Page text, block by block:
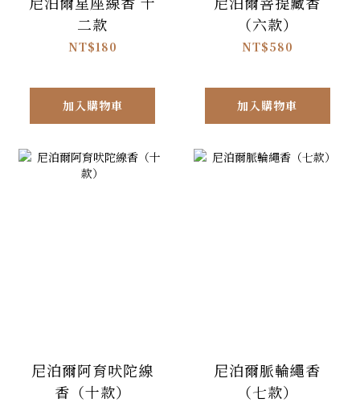
二款
NT$180
加入購物車
（六款）
NT$580
加入購物車
尼泊爾阿育吠陀線
香（十款）
尼泊爾脈輪繩香
（七款）